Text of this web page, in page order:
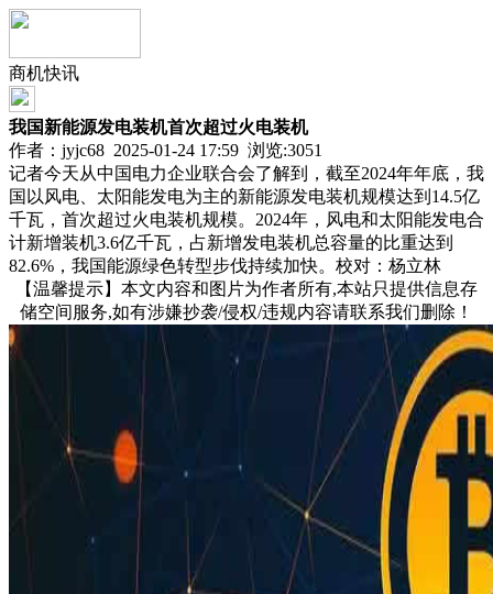
商机快讯
我国新能源发电装机首次超过火电装机
作者：jyjc68 2025-01-24 17:59 浏览:3051
记者今天从中国电力企业联合会了解到，截至2024年年底，我
国以风电、太阳能发电为主的新能源发电装机规模达到14.5亿
千瓦，首次超过火电装机规模。2024年，风电和太阳能发电合
计新增装机3.6亿千瓦，占新增发电装机总容量的比重达到
82.6%，我国能源绿色转型步伐持续加快。校对：杨立林
【温馨提示】本文内容和图片为作者所有,本站只提供信息存
储空间服务,如有涉嫌抄袭/侵权/违规内容请联系我们删除！